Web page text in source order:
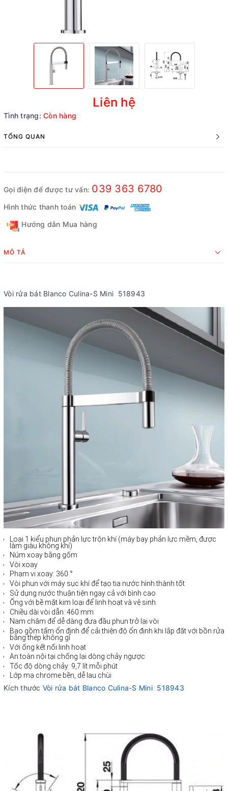
Liên hệ
Tình trạng: Còn hàng
TỔNG QUAN
Gọi điện để được tư vấn: 039 363 6780
Hình thức thanh toán
Hướng dẫn Mua hàng
MÔ TẢ
Vòi rửa bát Blanco Culina-S Mini 518943
Loại 1 kiểu phun phản lực trộn khí (máy bay phản lực mềm, được
làm giàu không khí)
Núm xoay bằng gốm
Vòi xoay
Phạm vi xoay: 360 °
Vòi phun với máy sục khí để tạo tia nước hình thành tốt
Sử dụng nước thuận tiện ngay cả với bình cao
Ống với bề mặt kim loại để linh hoạt và vệ sinh
Chiều dài vòi dẫn: 460 mm
Nam châm để dễ dàng đưa đầu phun trở lại vòi
Bao gồm tấm ổn định để cải thiện độ ổn định khi lắp đặt với bồn rửa
bằng thép không gỉ
Với ống kết nối linh hoạt
An toàn nội tại chống lại dòng chảy ngược
Tốc độ dòng chảy: 9,7 lít mỗi phút
Lớp mạ chrome bền, dễ lau chùi
Kích thước Vòi rửa bát Blanco Culina-S Mini 518943